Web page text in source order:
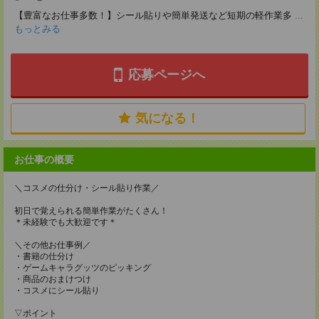
【豊富なお仕事多数！】シール貼りや簡単発送など短期の軽作業多 ...
もっとみる
応募ページへ
気になる！
お仕事の概要
＼コスメの仕分け・シール貼り作業／
初日で覚えられる簡単作業がたくさん！
＊未経験でも大歓迎です＊
＼その他お仕事例／
・書籍の仕分け
・ゲームキャラグッツのピッキング
・商品のおまけつけ
・コスメにシール貼り
▽ポイント